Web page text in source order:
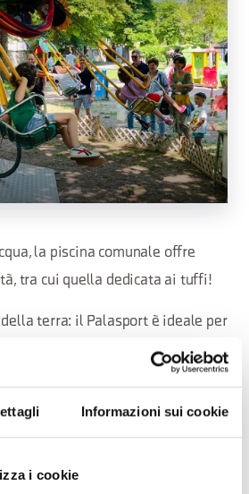
Informazioni sui cookie
i cookie
la piscina comunale offre
tra cui quella dedicata ai tuffi!
terra: il Palasport è ideale per
campi da gioco.